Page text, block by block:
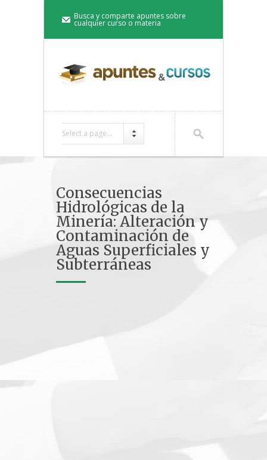
Busca y comparte apuntes sobre
cualquier curso o materia
Select a page...
Consecuencias
Hidrológicas de la
Minería: Alteración y
Contaminación de
Aguas Superficiales y
Subterráneas